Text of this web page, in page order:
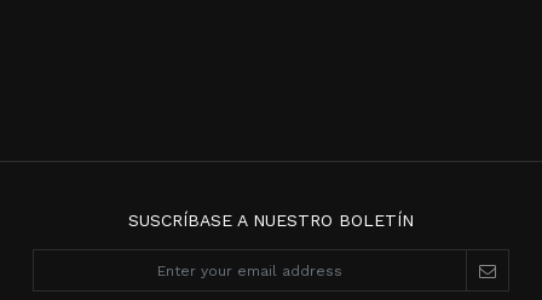
SUSCRÍBASE A NUESTRO BOLETÍN